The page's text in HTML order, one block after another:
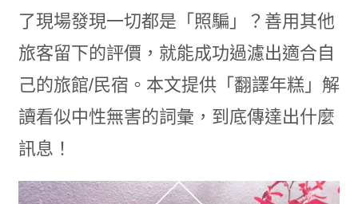
了現場發現一切都是「照騙」？善用其他
旅客留下的評價，就能成功過濾出適合自
己的旅館/民宿。本文提供「翻譯年糕」解
讀看似中性無害的詞彙，到底傳達出什麼
訊息！